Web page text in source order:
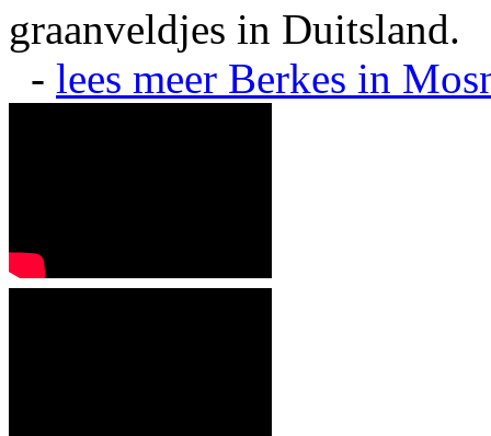
graanveldjes in Duitsland.
- lees meer Berkes in